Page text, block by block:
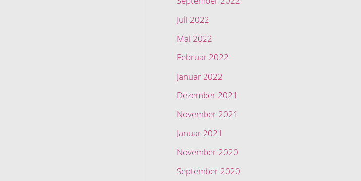
Juli 2022
Mai 2022
Februar 2022
Januar 2022
Dezember 2021
November 2021
Januar 2021
November 2020
September 2020